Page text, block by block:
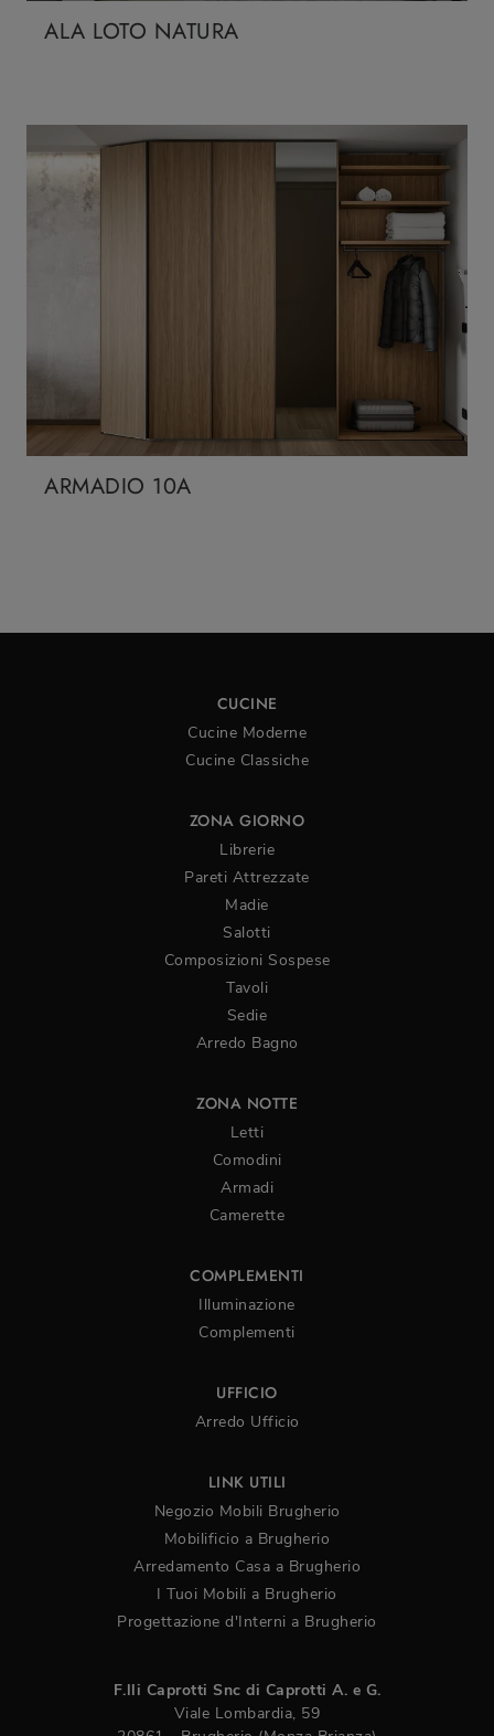
ALA LOTO NATURA
ARMADIO 10A
CUCINE
Cucine Moderne
Cucine Classiche
ZONA GIORNO
Librerie
Pareti Attrezzate
Madie
Salotti
Composizioni Sospese
Tavoli
Sedie
Arredo Bagno
ZONA NOTTE
Letti
Comodini
Armadi
Camerette
COMPLEMENTI
Illuminazione
Complementi
UFFICIO
Arredo Ufficio
LINK UTILI
Negozio Mobili Brugherio
Mobilificio a Brugherio
Arredamento Casa a Brugherio
I Tuoi Mobili a Brugherio
Progettazione d'Interni a Brugherio
F.lli Caprotti Snc di Caprotti A. e G.
Viale Lombardia, 59